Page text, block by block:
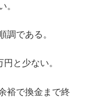
。
調である。
と少ない。
裕で換金まで終